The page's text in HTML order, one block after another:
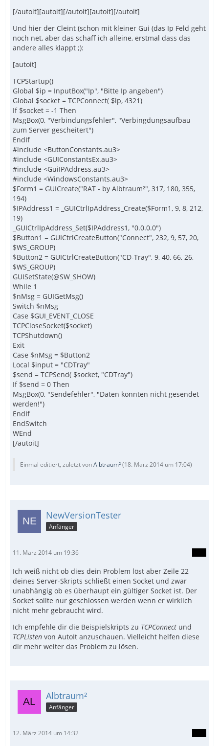
[/autoit][autoit][/autoit][autoit][/autoit]
Und hier der Cleint (schon mit kleiner Gui (das Ip Feld geht
noch net, aber das schaff ich alleine, erstmal dass das
andere alles klappt ;):
[autoit]
TCPStartup()
Global $ip = InputBox("Ip", "Bitte Ip angeben")
Global $socket = TCPConnect( $ip, 4321)
If $socket = -1 Then
MsgBox(0, "Verbindungsfehler", "Verbingdungsaufbau
zum Server gescheitert")
EndIf
#include <ButtonConstants.au3>
#include <GUIConstantsEx.au3>
#include <GuiIPAddress.au3>
#include <WindowsConstants.au3>
$Form1 = GUICreate("RAT - by Albtraum²", 317, 180, 355,
194)
$IPAddress1 = _GUICtrlIpAddress_Create($Form1, 9, 8, 212,
19)
_GUICtrlIpAddress_Set($IPAddress1, "0.0.0.0")
$Button1 = GUICtrlCreateButton("Connect", 232, 9, 57, 20,
$WS_GROUP)
$Button2 = GUICtrlCreateButton("CD-Tray", 9, 40, 66, 26,
$WS_GROUP)
GUISetState(@SW_SHOW)
While 1
$nMsg = GUIGetMsg()
Switch $nMsg
Case $GUI_EVENT_CLOSE
TCPCloseSocket($socket)
TCPShutdown()
Exit
Case $nMsg = $Button2
Local $input = "CDTray"
$send = TCPSend( $socket, "CDTray")
If $send = 0 Then
MsgBox(0, "Sendefehler", "Daten konnten nicht gesendet
werden!")
EndIf
EndSwitch
WEnd
[/autoit]
Einmal editiert, zuletzt vonAlbtraum²(18. März 2014 um 17:04)
NewVersionTester
Anfänger
11. März 2014 um 19:36
Ich weiß nicht ob dies dein Problem löst aber Zeile 22
deines Server-Skripts schließt einen Socket und zwar
unabhängig ob es überhaupt ein gültiger Socket ist. Der
Socket sollte nur geschlossen werden wenn er wirklich
nicht mehr gebraucht wird.
Ich empfehle dir die Beispielskripts zu TCPConnect und
TCPListen von AutoIt anzuschauen. Vielleicht helfen diese
dir mehr weiter das Problem zu lösen.
Albtraum²
Anfänger
12. März 2014 um 14:32